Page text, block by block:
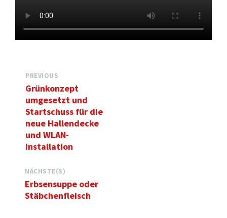
PREVIOUS
Grünkonzept
umgesetzt und
Startschuss für die
neue Hallendecke
und WLAN-
Installation
NÄCHSTE(S)
Erbsensuppe oder
Stäbchenfleisch